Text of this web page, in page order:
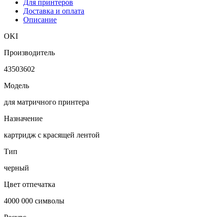
Для принтеров
Доставка и оплата
Описание
OKI
Производитель
43503602
Модель
для матричного принтера
Назначение
картридж с красящей лентой
Тип
черный
Цвет отпечатка
4000 000 символы